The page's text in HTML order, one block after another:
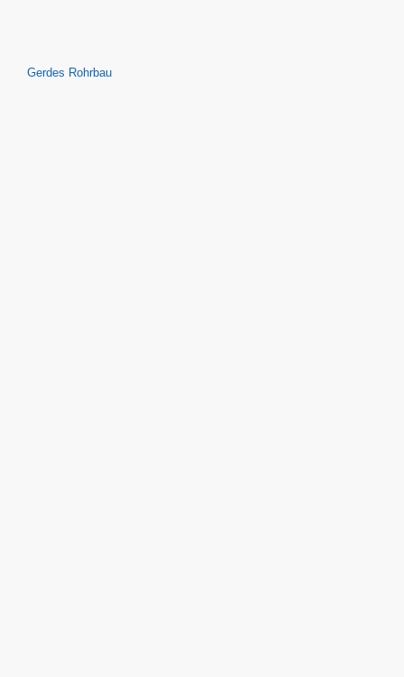
Gerdes Rohrbau